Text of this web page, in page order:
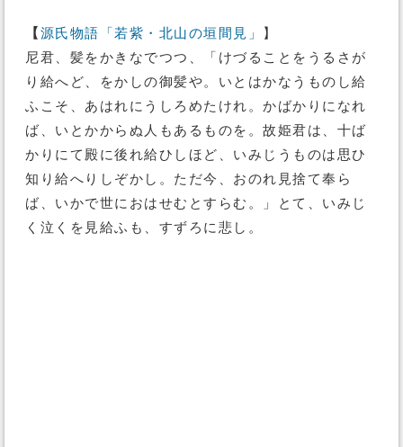
【 源氏物語「若紫・北山の垣間見」
】
尼君、髪をかきなでつつ、「けづることをうるさが
り給へど、をかしの御髪や。いとはかなうものし給
ふこそ、あはれにうしろめたけれ。かばかりになれ
ば、いとかからぬ人もあるものを。故姫君は、十ば
かりにて殿に後れ給ひしほど、いみじうものは思ひ
知り給へりしぞかし。ただ今、おのれ見捨て奉ら
ば、いかで世におはせむとすらむ。」とて、いみじ
く泣くを見給ふも、すずろに悲し。